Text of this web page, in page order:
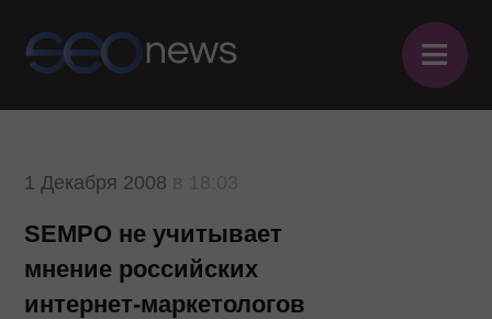
≡
1 Декабря 2008
SEMPO не учитывает
мнение российских
интернет-маркетологов